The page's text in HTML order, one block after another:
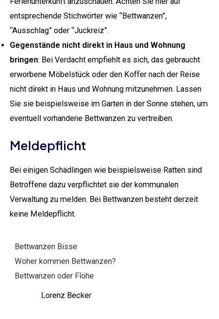
entsprechende Stichwörter wie “Bettwanzen”,
“Ausschlag” oder “Juckreiz”.
Gegenstände nicht direkt in Haus und Wohnung
bringen: Bei Verdacht empfiehlt es sich, das gebraucht
erworbene Möbelstück oder den Koffer nach der Reise
nicht direkt in Haus und Wohnung mitzunehmen. Lassen
Sie sie beispielsweise im Garten in der Sonne stehen, um
eventuell vorhandene Bettwanzen zu vertreiben.
Meldepflicht
Bei einigen Schädlingen wie beispielsweise Ratten sind
Betroffene dazu verpflichtet sie der kommunalen
Verwaltung zu melden. Bei Bettwanzen besteht derzeit
keine Meldepflicht.
Bettwanzen Bisse
Woher kommen Bettwanzen?
Bettwanzen oder Flöhe
Lorenz Becker